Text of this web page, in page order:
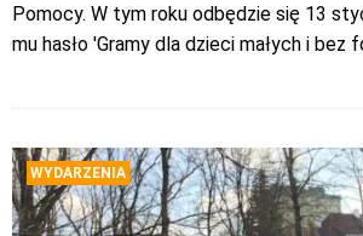
Pomocy. W tym roku odbędzie się 13
mu hasło 'Gramy dla dzieci małych i bez
WYDARZENIA